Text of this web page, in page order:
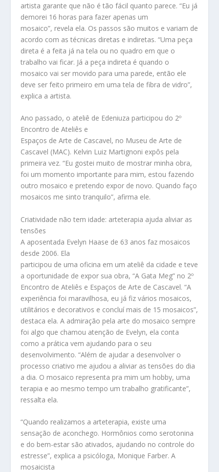
artista garante que não é tão fácil quanto parece. “Eu já
demorei 16 horas para fazer apenas um
mosaico”, revela ela. Os passos são muitos e variam de
acordo com as técnicas diretas e indiretas. “Uma peça
direta é a feita já na tela ou no quadro em que o
trabalho vai ficar. Já a peça indireta é quando o
mosaico vai ser movido para uma parede, então ele
deve ser feito primeiro em uma tela de fibra de vidro”,
explica a artista.
Ano passado, o ateliê de Edeniuza participou do 2º
Encontro de Ateliês e
Espaços de Arte de Cascavel, no Museu de Arte de
Cascavel (MAC). Kelvin Luiz Martignoni expôs pela
primeira vez. “Eu gostei muito de mostrar minha obra,
foi um momento importante para mim, estou fazendo
outro mosaico e pretendo expor de novo. Quando faço
mosaicos me sinto tranquilo”, afirma ele.
Criatividade não tem idade: arteterapia ajuda aliviar as
tensões
A aposentada Evelyn Haase de 63 anos faz mosaicos
desde 2006. Ela
participou de uma oficina em um ateliê da cidade e teve
a oportunidade de expor sua obra, “A Gata Meg” no 2º
Encontro de Ateliês e Espaços de Arte de Cascavel. “A
experiência foi maravilhosa, eu já fiz vários mosaicos,
utilitários e decorativos e concluí mais de 15 mosaicos”,
destaca ela. A admiração pela arte do mosaico sempre
foi algo que chamou atenção de Evelyn, ela conta
como a prática vem ajudando para o seu
desenvolvimento. “Além de ajudar a desenvolver o
processo criativo me ajudou a aliviar as tensões do dia
a dia. O mosaico representa pra mim um hobby, uma
terapia e ao mesmo tempo um trabalho gratificante”,
ressalta ela.
“Quando realizamos a arteterapia, existe uma
sensação de aconchego. Hormônios como serotonina
e do bem-estar são ativados, ajudando no controle do
estresse”, explica a psicóloga, Monique Farber. A
mosaicista